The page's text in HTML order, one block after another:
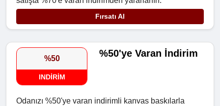
Fırsatı Al
%50
INDIRIM
%50'ye Varan İndirim
Odanızı %50'ye varan indirimli kanvas baskılarla